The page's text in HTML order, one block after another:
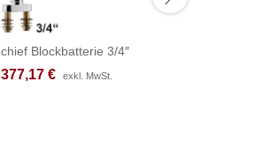
chief Blockbatterie 3/4″
377,17 € exkl. MwSt.
377,17 € exkl. MwSt.